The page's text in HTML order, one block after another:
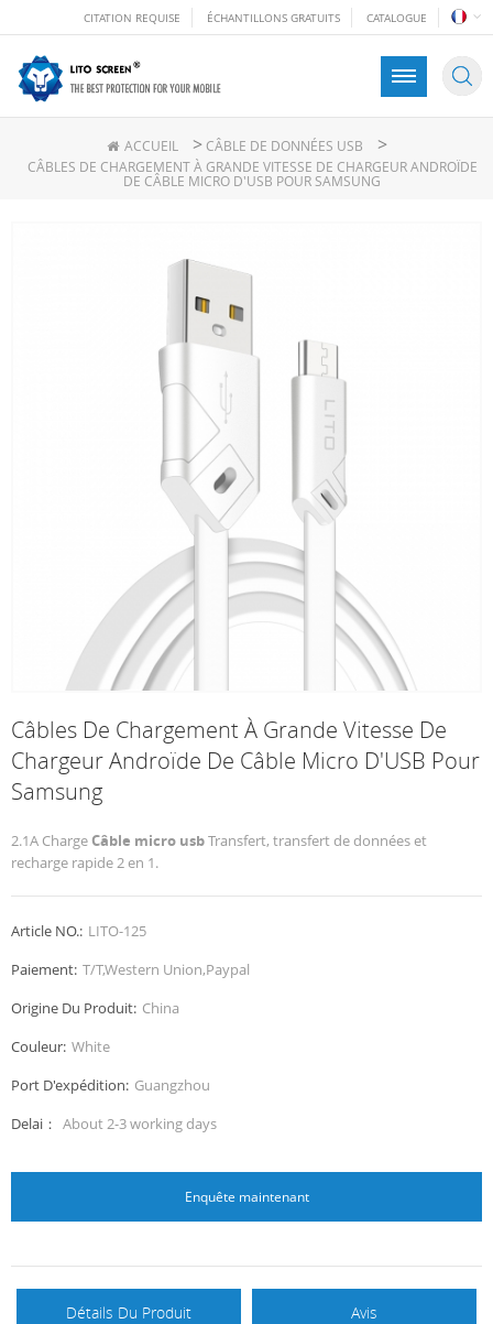
CITATION REQUISE ÉCHANTILLONS GRATUITS CATALOGUE
ACCUEIL > CÂBLE DE DONNÉES USB >
CÂBLES DE CHARGEMENT À GRANDE VITESSE DE CHARGEUR ANDROÏDE
DE CÂBLE MICRO D'USB POUR SAMSUNG
Câbles De Chargement À Grande Vitesse De
Chargeur Androïde De Câble Micro D'USB Pour
Samsung
2.1A Charge Câble micro usbTransfert, transfert de données et
recharge rapide 2 en 1.
Article NO.: LITO-125
Paiement: T/T,Western Union,Paypal
Origine Du Produit: China
Couleur: White
Port D'expédition: Guangzhou
Delai： About 2-3 working days
Enquête maintenant
Détails Du Produit Avis